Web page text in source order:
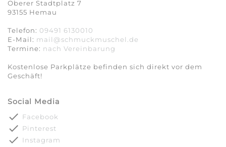
Oberer Stadtplatz 7
93155 Hemau
Telefon: 09491 6130010
E-Mail: mail@schmuckmuschel.de
Termine: nach Vereinbarung​​​​​​​
Kostenlose Parkplätze befinden sich direkt vor dem
Geschäft!
Social Media
done Facebook
done Pinterest
done Instagram